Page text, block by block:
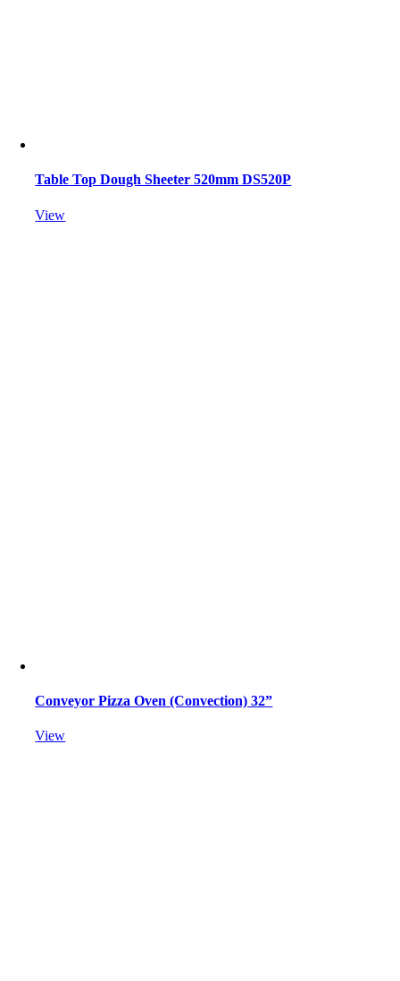
Table Top Dough Sheeter 520mm DS520P
View
Conveyor Pizza Oven (Convection) 32”
View